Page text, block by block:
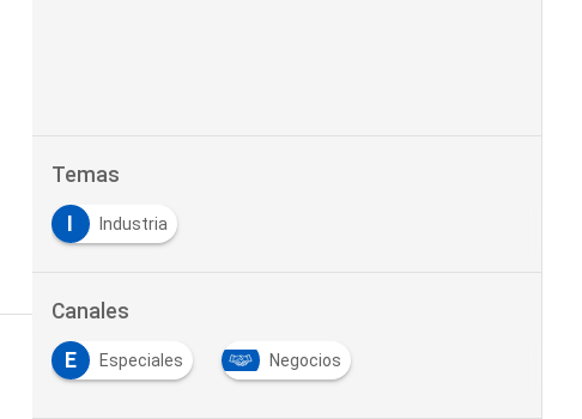
Temas
Industria
Canales
E Especiales Negocios